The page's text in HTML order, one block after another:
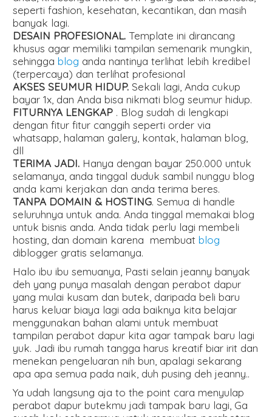
seperti fashion, kesehatan, kecantikan, dan masih
banyak lagi.
DESAIN PROFESIONAL. Template ini dirancang
khusus agar memiliki tampilan semenarik mungkin,
sehinggablog anda nantinya terlihat lebih kredibel
(terpercaya) dan terlihat profesional
AKSES SEUMUR HIDUP. Sekali lagi, Anda cukup
bayar 1x, dan Anda bisa nikmati blog seumur hidup.
FITURNYA LENGKAP . Blog sudah di lengkapi
dengan fitur fitur canggih seperti order via
whatsapp, halaman galery, kontak, halaman blog,
dll
TERIMA JADI. Hanya dengan bayar 250.000 untuk
selamanya, anda tinggal duduk sambil nunggu blog
anda kami kerjakan dan anda terima beres.
TANPA DOMAIN & HOSTING. Semua di handle
seluruhnya untuk anda. Anda tinggal memakai blog
untuk bisnis anda. Anda tidak perlu lagi membeli
hosting, dan domain karena membuatblog
diblogger gratis selamanya.
Halo ibu ibu semuanya, Pasti selain jeanny banyak
deh yang punya masalah dengan perabot dapur
yang mulai kusam dan butek, daripada beli baru
harus keluar biaya lagi ada baiknya kita belajar
menggunakan bahan alami untuk membuat
tampilan perabot dapur kita agar tampak baru lagi
yuk. Jadi ibu rumah tangga harus kreatif biar irit dan
menekan pengeluaran nih bun, apalagi sekarang
apa apa semua pada naik, duh pusing deh jeanny..
Ya udah langsung aja to the point cara menyulap
perabot dapur butekmu jadi tampak baru lagi, Ga